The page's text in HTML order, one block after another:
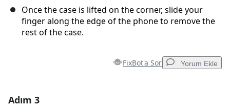
Once the case is lifted on the corner, slide your
finger along the edge of the phone to remove the
rest of the case.
FixBot'a Sor Yorum Ekle
Adım 3